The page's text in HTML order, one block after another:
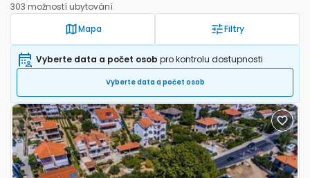
303 možností ubytování
Mapa
Filtry
Vyberte data a počet osob pro kontrolu dostupnosti
Vyberte data a počet osob